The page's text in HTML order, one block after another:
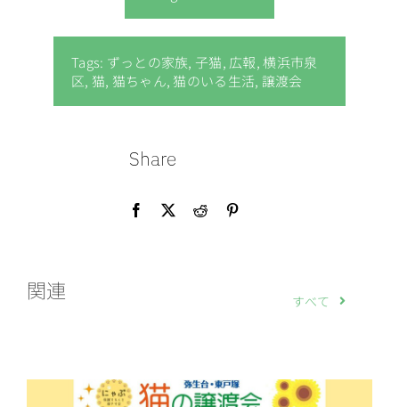
Tags: ずっとの家族,子猫, 広報,横浜市泉
区, 猫, 猫ちゃん, 猫のいる生活, 譲渡会
Share
関連 すべて